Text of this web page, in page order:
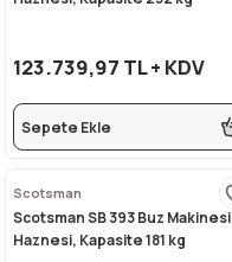
123.739,97 TL + KDV
Sepete Ekle
Scotsman
Scotsman SB 393 Buz Makinesi
Haznesi, Kapasite 181 kg